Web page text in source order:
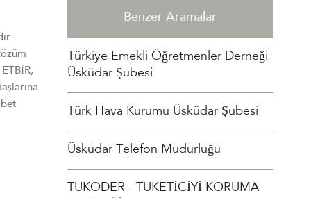
Benzer Aramalar
Türkiye Emekli Öğretmenler Derneği
Üsküdar Şubesi
Türk Hava Kurumu Üsküdar Şubesi
Üsküdar Telefon Müdürlüğü
TÜKODER - TÜKETİCİYİ KORUMA